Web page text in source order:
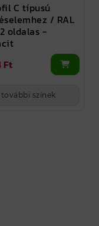
C típusú
/ RAL
oldalas -
Ft
további színek